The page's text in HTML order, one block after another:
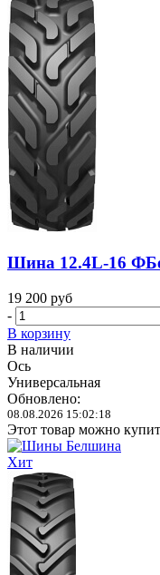
Шина 12.4L-16
19 200 руб
-
В корзину
В наличии
Ось
Универсальная
Обновлено:
08.08.2026 15:02:18
Этот товар можно
Хит